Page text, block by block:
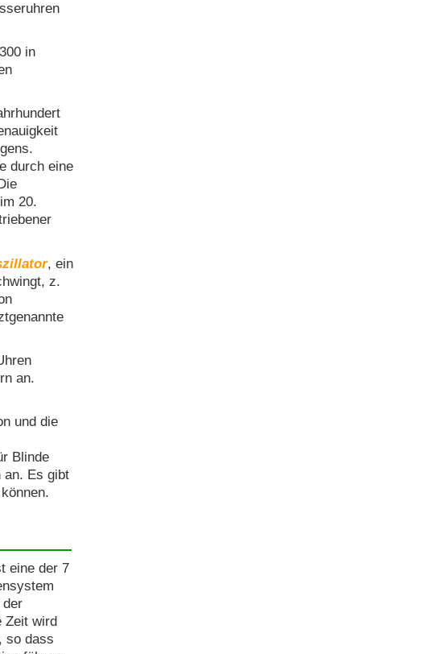
in
durch eine
20.
, ein
z.
an.
und die
Blinde
an. Es gibt
eine der 7
Zeit wird
so dass